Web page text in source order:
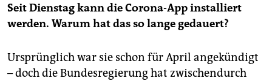
abo
epaper login
Seit Dienstag kann die Corona-App installiert
werden. Warum hat das so lange gedauert?
Ursprünglich war sie schon für April angekündigt
– doch die Bundesregierung hat zwischendurch